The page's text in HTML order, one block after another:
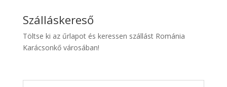
Kiwi
Taxi
Szálláskereső
Töltse ki az űrlapot és keressen szállást Románia
Karácsonkő városában!